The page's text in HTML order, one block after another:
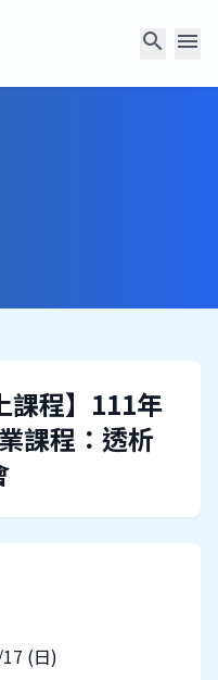
search menu
課程】111年
課程：透析
(日)